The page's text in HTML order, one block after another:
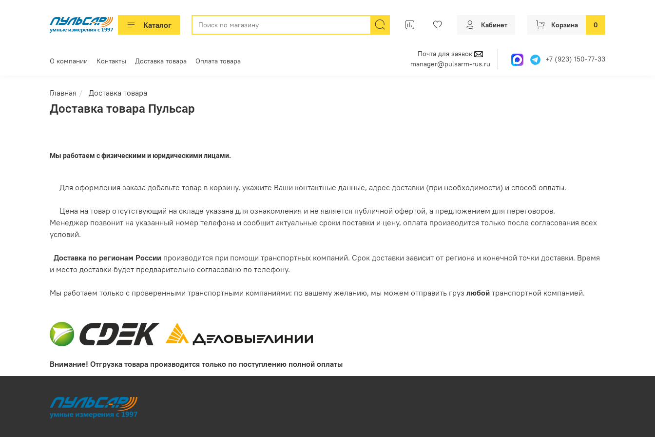
Каталог Кабинет Корзина 0
О компании Контакты Доставка товара Оплата товара
Почта для заявок
manager@pulsarm-rus.ru
+7 (923) 150-77-33
Главная Доставка товара
Доставка товара Пульсар
Мы работаем с физическими и юридическими лицами.
Для оформления заказа добавьте товар в корзину, укажите Ваши контактные данные, адрес доставки (при необходимости) и способ оплаты.
Цена на товар отсутствующий на складе указана для ознакомления и не является публичной офертой, а предложением для переговоров.
Менеджер позвонит на указанный номер телефона и сообщит актуальные сроки поставки и цену, оплата производится только после согласования всех
условий.
Доставка по регионам России производится при помощи транспортных компаний. Срок доставки зависит от региона и конечной точки доставки. Время
и место доставки будет предварительно согласовано по телефону.
Мы работаем только с проверенными транспортными компаниями: по вашему желанию, мы можем отправить груз любой транспортной компанией.
Внимание! Отгрузка товара производится только по поступлению полной оплаты